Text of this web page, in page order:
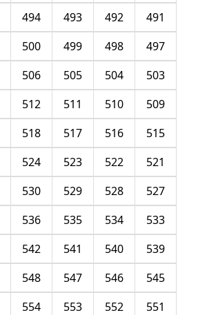
491
492
493
494
497
498
499
500
503
504
505
506
509
510
511
512
515
516
517
518
521
522
523
524
527
528
529
530
533
534
535
536
539
540
541
542
545
546
547
548
551
552
553
554